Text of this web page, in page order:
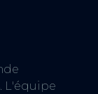
L'équipe